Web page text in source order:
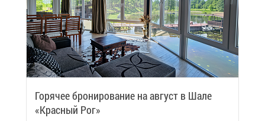
Го­ря­чее бро­ни­ро­ва­ние на ав­густ в Ша­ле
«Крас­ный Рог»